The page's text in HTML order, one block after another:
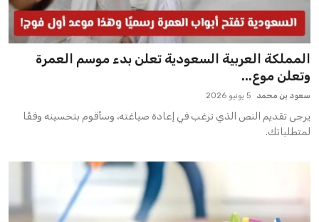
المملكة العربية السعودية تعلن بدء موسم العمرة
وتعلن موع...
سعود بن محمد 5 يونيو 2026
يرجى تقديم النص الذي ترغب في إعادة صياغته، وسأقوم بتحسينه وفقًا
لمتطلباتك.